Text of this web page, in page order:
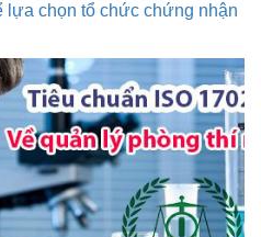
lựa chọn tổ chức chứng nhận